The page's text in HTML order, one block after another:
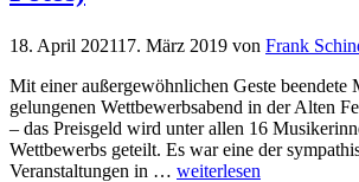
18. April 202117. März 2019 von Frank
Mit einer außergewöhnlichen Geste beendete
gelungenen Wettbewerbsabend in der Alten
– das Preisgeld wird unter allen 16
Wettbewerbs geteilt. Es war eine der
Veranstaltungen in … weiterlesen